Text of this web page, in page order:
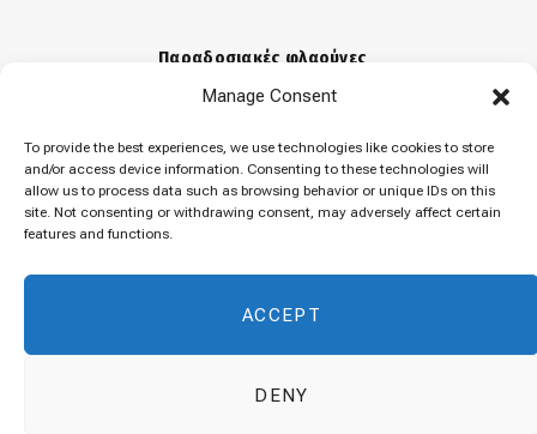
Manage Consent
To provide the best experiences, we use technologies like cookies to store
and/or access device information. Consenting to these technologies will
allow us to process data such as browsing behavior or unique IDs on this
site. Not consenting or withdrawing consent, may adversely affect certain
features and functions.
ACCEPT
DENY
Παραδοσιακές φλαούνες
31 Μαρτίου 2026
«Μελομακάρονα»
9 Δεκεμβρίου 2025